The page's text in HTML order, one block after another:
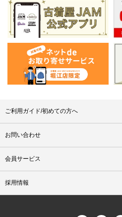
ご利用ガイド/初めての方へ
お問い合わせ
会員サービス
採用情報